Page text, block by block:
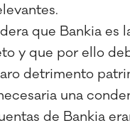
que Bankia
y que por ello
detrimento
una
de Bankia